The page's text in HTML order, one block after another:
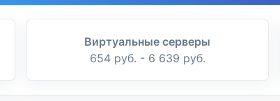
Виртуальные серверы
654 руб. - 6 639 руб.